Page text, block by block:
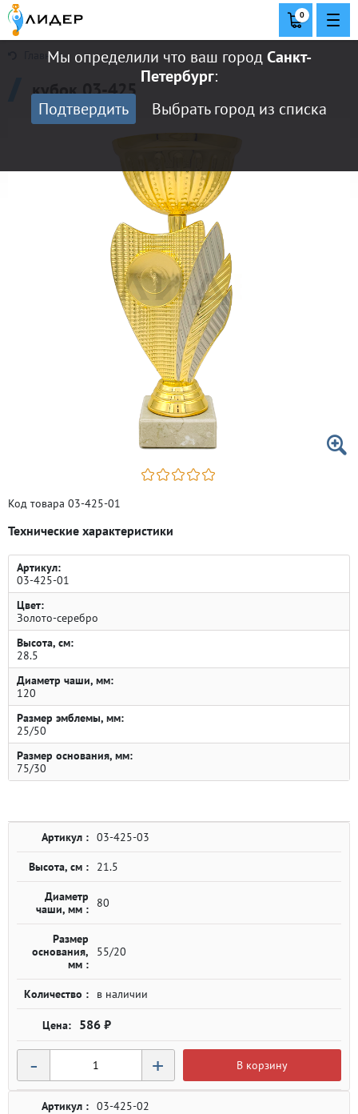
Мы определили что ваш городСанкт-
Петербург:
Подтвердить
Выбрать город из списка
0
Главная
кубок 03-425
Код товара 03-425-01
Технические характеристики
Артикул:
03-425-01
Цвет:
Золото-серебро
Высота, см:
28.5
Диаметр чаши, мм:
120
Размер эмблемы, мм:
25/50
Размер основания, мм:
75/30
Артикул : 03-425-03
Высота, см : 21.5
Диаметр
чаши, мм :
80
Размер
основания,
мм :
55/20
Количество : в наличии
586 ₽
- + В корзину
Артикул : 03-425-02